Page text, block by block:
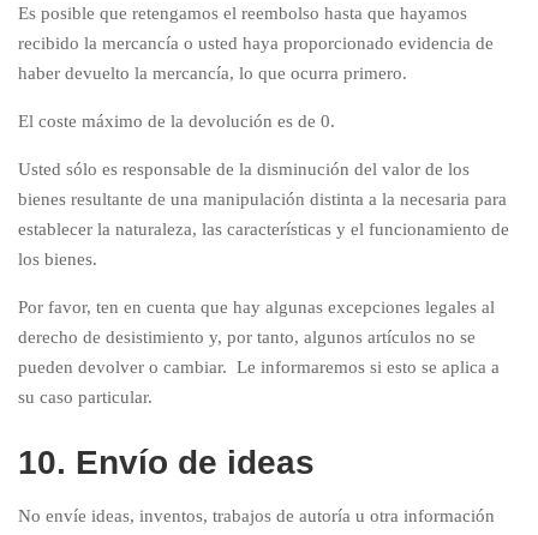
Es posible que retengamos el reembolso hasta que hayamos
recibido la mercancía o usted haya proporcionado evidencia de
haber devuelto la mercancía, lo que ocurra primero.
El coste máximo de la devolución es de 0.
Usted sólo es responsable de la disminución del valor de los
bienes resultante de una manipulación distinta a la necesaria para
establecer la naturaleza, las características y el funcionamiento de
los bienes.
Por favor, ten en cuenta que hay algunas excepciones legales al
derecho de desistimiento y, por tanto, algunos artículos no se
pueden devolver o cambiar. Le informaremos si esto se aplica a
su caso particular.
10. Envío de ideas
No envíe ideas, inventos, trabajos de autoría u otra información